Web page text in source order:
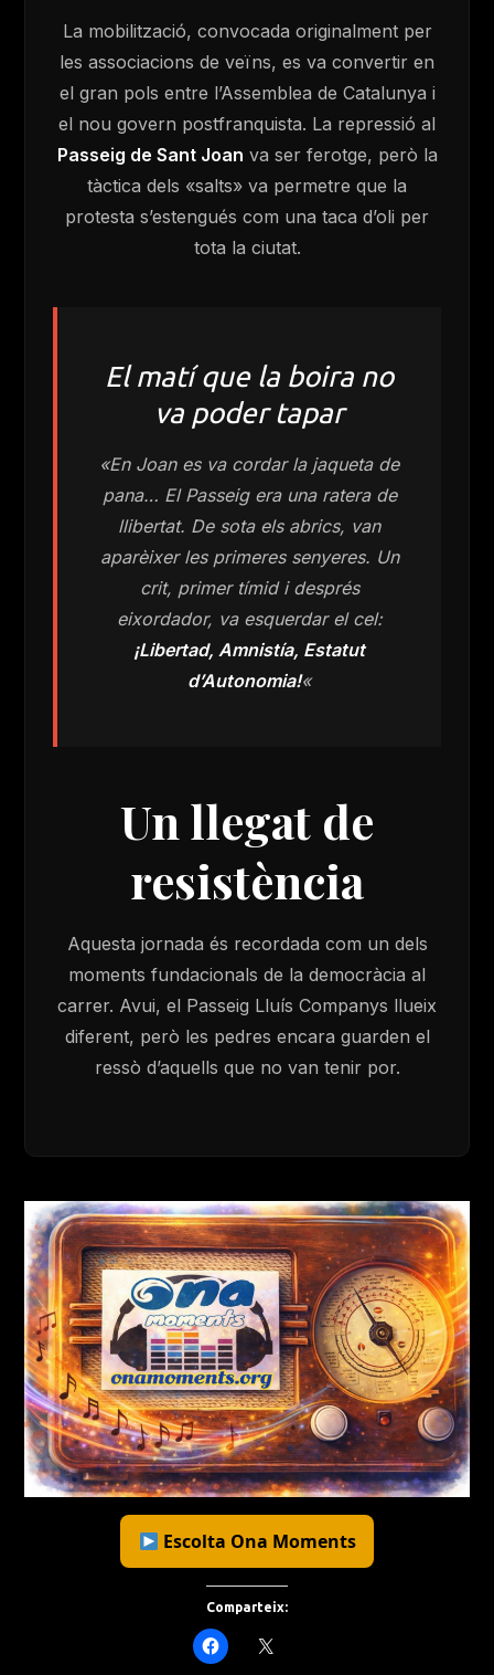
La mobilització, convocada originalment per
les associacions de veïns, es va convertir en
el gran pols entre l’Assemblea de Catalunya i
el nou govern postfranquista. La repressió al
Passeig de Sant Joan va ser ferotge, però la
tàctica dels «salts» va permetre que la
protesta s’estengués com una taca d’oli per
tota la ciutat.
El matí que la boira no
va poder tapar
«En Joan es va cordar la jaqueta de
pana… El Passeig era una ratera de
llibertat. De sota els abrics, van
aparèixer les primeres senyeres. Un
crit, primer tímid i després
eixordador, va esquerdar el cel:
¡Libertad, Amnistía, Estatut
d’Autonomia!«
Un llegat de
resistència
Aquesta jornada és recordada com un dels
moments fundacionals de la democràcia al
carrer. Avui, el Passeig Lluís Companys llueix
diferent, però les pedres encara guarden el
ressò d’aquells que no van tenir por.
Escolta Ona Moments
Comparteix: